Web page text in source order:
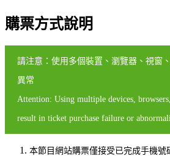
購票方式說明
請注意：使用多個裝置、瀏覽器、視窗
異常
Attention: Using multiple devices,
result in ticket purchase failure or
本節目網站購票僅接受已完成手機